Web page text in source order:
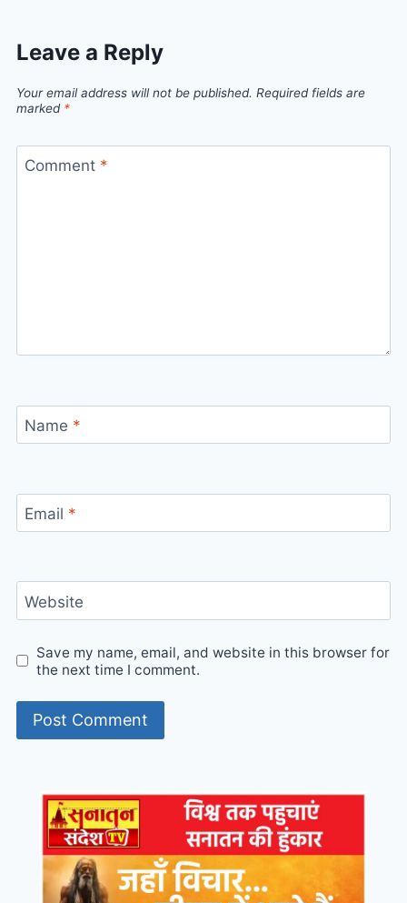
Leave a Reply
Your email address will not be published. Required fields are
marked *
Comment *
Name *
Email *
Website
Save my name, email, and website in this browser for
the next time I comment.